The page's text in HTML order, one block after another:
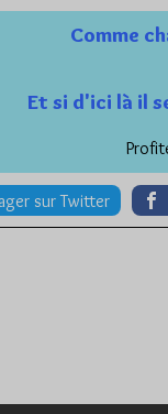
Comme
Et si d'ici là il
sur Twitter